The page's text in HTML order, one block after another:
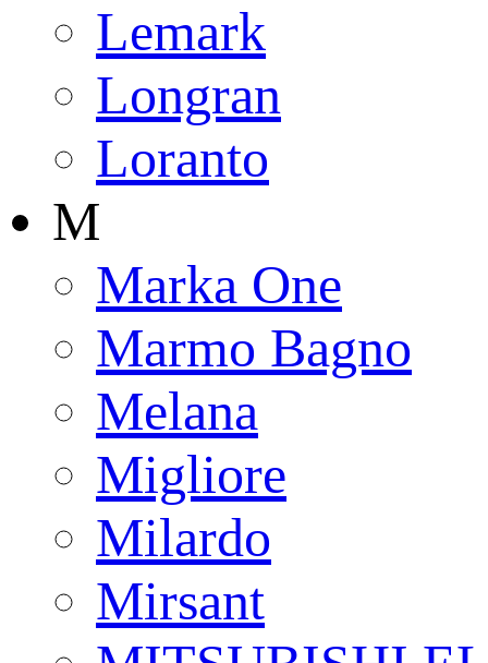
Lemark
Longran
Loranto
M
Marka One
Marmo Bagno
Melana
Migliore
Milardo
Mirsant